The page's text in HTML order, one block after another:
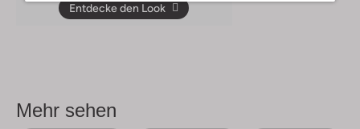
Entdecke den Look
Mehr sehen